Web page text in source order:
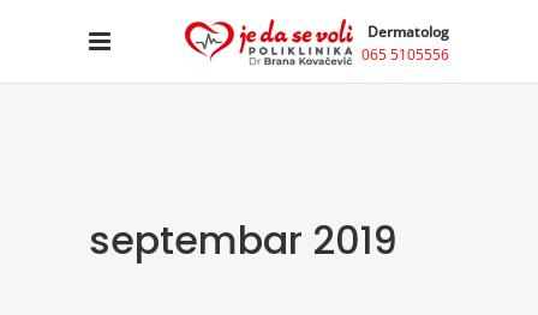
Dermatolog
065 5105556
septembar 2019